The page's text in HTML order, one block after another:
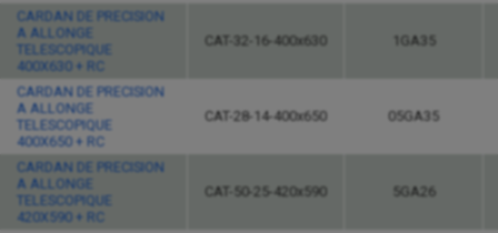
CARDAN DE PRECISION
A ALLONGE
TELESCOPIQUE
400X630 + RC
CAT-32-16-400x630 1GA35
CARDAN DE PRECISION
A ALLONGE
TELESCOPIQUE
400X650 + RC
CAT-28-14-400x650 05GA35
CARDAN DE PRECISION
A ALLONGE
TELESCOPIQUE
420X590 + RC
CAT-50-25-420x590 5GA26